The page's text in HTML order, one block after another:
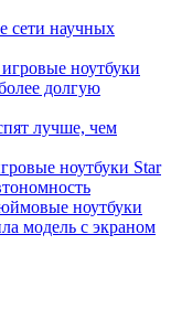
сети научных
ноутбуки
долгую
лучше, чем
ноутбуки Star
ноутбуки
модель с экраном